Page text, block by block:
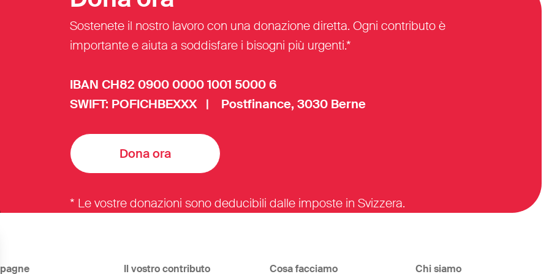
Sostenete il nostro lavoro con una donazione diretta. Ogni contributo è
importante e aiuta a soddisfare i bisogni più urgenti.*
IBAN CH82 0900 0000 1001 5000 6
SWIFT: POFICHBEXXX | Postfinance, 3030 Berne
Dona ora
* Le vostre donazioni sono deducibili dalle imposte in Svizzera.
Il vostro contributo Cosa facciamo Chi siamo